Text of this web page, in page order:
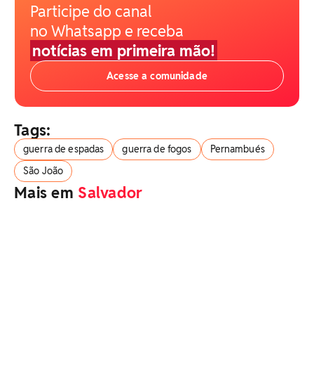
Participe do canal
no Whatsapp e receba
notícias em primeira mão!
Acesse a comunidade
Tags:
guerra de espadas guerra de fogos
Pernambués
São João
Mais em Salvador